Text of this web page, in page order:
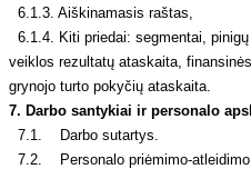
6.1.3. Aiškinamasis raštas,
6.1.4. Kiti priedai: segmentai,
veiklos rezultatų ataskaita,
grynojo turto pokyčių ataskaita.
7. Darbo santykiai ir personalo
7.1. Darbo sutartys.
7.2. Personalo priėmimo-atleidimo